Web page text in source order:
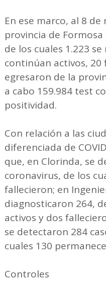
En ese marco, al 8
provincia de
de los cuales 1.223
continúan activos, 20
egresaron de la
a cabo 159.984 test
positividad.
Con relación a las
diferenciada de
que, en Clorinda, se
coronavirus, de los
fallecieron; en
diagnosticaron 264,
activos y dos
se detectaron 284
cuales 130
Controles